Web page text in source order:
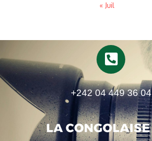
« Juil
+242 04 449 36 04